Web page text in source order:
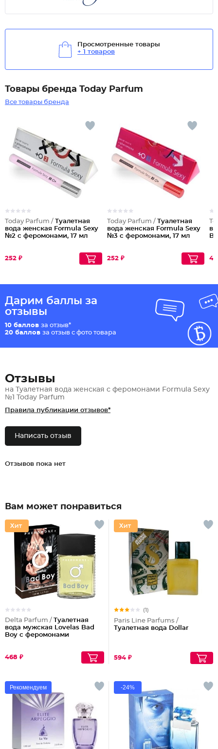
Просмотренные товары
+ 1 товаров
Товары бренда Today Parfum
Все товары бренда
Today Parfum / Туалетная
вода женская Formula Sexy
№2 с феромонами, 17 мл
252 ₽
Today Parfum / Туалетная
вода женская Formula Sexy
№3 с феромонами, 17 мл
252 ₽
Дарим баллы за
отзывы
10 баллов за отзыв*
20 баллов за отзыв с фото товара
Отзывы
на Туалетная вода женская с феромонами Formula Sexy
№1 Today Parfum
Правила публикации отзывов*
Написать отзыв
Отзывов пока нет
Вам может понравиться
Delta Parfum / Туалетная
вода мужская Lovelas Bad
Boy с феромонами
468 ₽
(1)
Paris Line Parfums /
Туалетная вода Dollar
594 ₽
Рекомендуем -24%